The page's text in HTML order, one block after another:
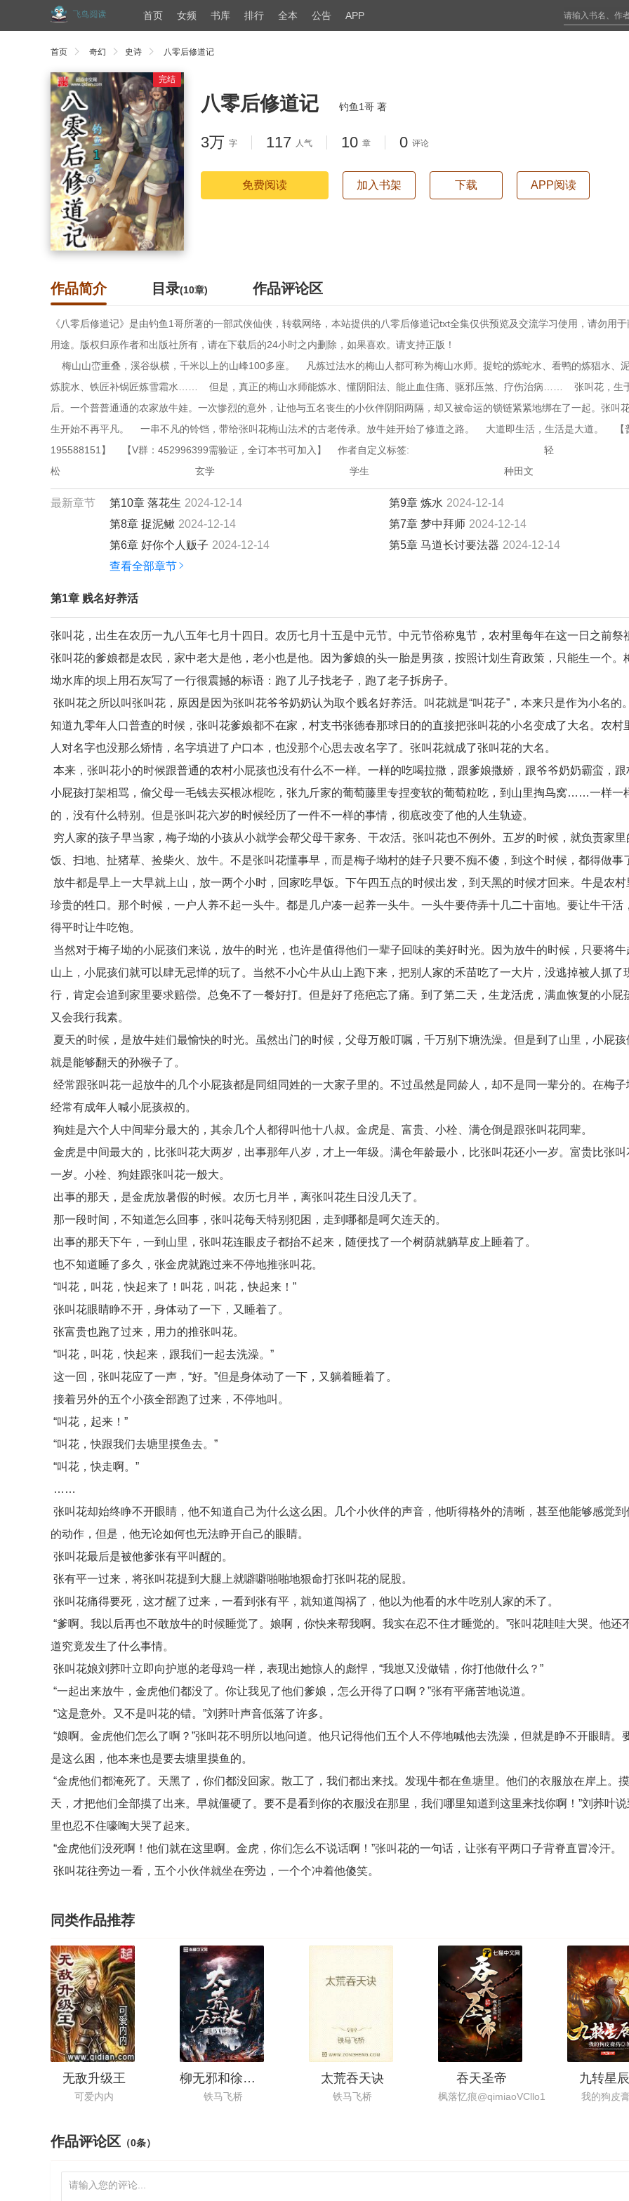
首页 女频 书库 排行 全本 公告 APP
首页 奇幻 史诗 八零后修道记
完结
八零后修道记 钓鱼1哥 著
3万 字 117 人气 10 章 0 评论
免费阅读 加入书架 下载 APP阅读
作品简介 目录(10章) 作品评论区
《八零后修道记》是由钓鱼1哥所著的一部武侠仙侠，转载网络，本站提供的八零后修道记txt全集仅供预览及交流学习使用，请勿用
用途。版权归原作者和出版社所有，请在下载后的24小时之内删除，如果喜欢。请支持正版！
梅山山峦重叠，溪谷纵横，千米以上的山峰100多座。    凡炼过法水的梅山人都可称为梅山水师。捉蛇的炼蛇水、看鸭的炼猖水、
炼脘水、铁匠补锅匠炼雪霜水……    但是，真正的梅山水师能炼水、懂阴阳法、能止血住痛、驱邪压煞、疗伤治病……    张叫花，生
后。一个普普通通的农家放牛娃。一次惨烈的意外，让他与五名丧生的小伙伴阴阳两隔，却又被命运的锁链紧紧地绑在了一起。张叫
生开始不再平凡。    一串不凡的铃铛，带给张叫花梅山法术的古老传承。放牛娃开始了修道之路。    大道即生活，生活是大道。    【
195588151】    【V群：452996399需验证，全订本书可加入】    作者自定义标签:                                                轻
松                                                玄学                                                学生                                                种田文
最新章节 第10章 落花生 2024-12-14 第9章 炼水 2024-12-14
第8章 捉泥鳅 2024-12-14 第7章 梦中拜师 2024-12-14
第6章 好你个人贩子 2024-12-14 第5章 马道长讨要法器 2024-12-14
查看全部章节
第1章 贱名好养活
张叫花，出生在农历一九八五年七月十四日。农历七月十五是中元节。中元节俗称鬼节，农村里每年在这一日之前祭
张叫花的爹娘都是农民，家中老大是他，老小也是他。因为爹娘的头一胎是男孩，按照计划生育政策，只能生一个。
坳水库的坝上用石灰写了一行很震撼的标语：跑了儿子找老子，跑了老子拆房子。
张叫花之所以叫张叫花，原因是因为张叫花爷爷奶奶认为取个贱名好养活。叫花就是“叫花子”，本来只是作为小名的
知道九零年人口普查的时候，张叫花爹娘都不在家，村支书张德春那球日的的直接把张叫花的小名变成了大名。农村
人对名字也没那么矫情，名字填进了户口本，也没那个心思去改名字了。张叫花就成了张叫花的大名。
本来，张叫花小的时候跟普通的农村小屁孩也没有什么不一样。一样的吃喝拉撒，跟爹娘撒娇，跟爷爷奶奶霸蛮，跟
小屁孩打架相骂，偷父母一毛钱去买根冰棍吃，张九斤家的葡萄藤里专捏变软的葡萄粒吃，到山里掏鸟窝……一样一
的，没有什么特别。但是张叫花六岁的时候经历了一件不一样的事情，彻底改变了他的人生轨迹。
穷人家的孩子早当家，梅子坳的小孩从小就学会帮父母干家务、干农活。张叫花也不例外。五岁的时候，就负责家里
饭、扫地、扯猪草、捡柴火、放牛。不是张叫花懂事早，而是梅子坳村的娃子只要不痴不傻，到这个时候，都得做事
放牛都是早上一大早就上山，放一两个小时，回家吃早饭。下午四五点的时候出发，到天黑的时候才回来。牛是农村
珍贵的牲口。那个时候，一户人养不起一头牛。都是几户凑一起养一头牛。一头牛要侍弄十几二十亩地。要让牛干活
得平时让牛吃饱。
当然对于梅子坳的小屁孩们来说，放牛的时光，也许是值得他们一辈子回味的美好时光。因为放牛的时候，只要将牛
山上，小屁孩们就可以肆无忌惮的玩了。当然不小心牛从山上跑下来，把别人家的禾苗吃了一大片，没逃掉被人抓了
行，肯定会追到家里要求赔偿。总免不了一餐好打。但是好了疮疤忘了痛。到了第二天，生龙活虎，满血恢复的小屁
又会我行我素。
夏天的时候，是放牛娃们最愉快的时光。虽然出门的时候，父母万般叮嘱，千万别下塘洗澡。但是到了山里，小屁孩
就是能够翻天的孙猴子了。
经常跟张叫花一起放牛的几个小屁孩都是同组同姓的一大家子里的。不过虽然是同龄人，却不是同一辈分的。在梅子
经常有成年人喊小屁孩叔的。
狗娃是六个人中间辈分最大的，其余几个人都得叫他十八叔。金虎是、富贵、小栓、满仓倒是跟张叫花同辈。
金虎是中间最大的，比张叫花大两岁，出事那年八岁，才上一年级。满仓年龄最小，比张叫花还小一岁。富贵比张叫
一岁。小栓、狗娃跟张叫花一般大。
出事的那天，是金虎放暑假的时候。农历七月半，离张叫花生日没几天了。
那一段时间，不知道怎么回事，张叫花每天特别犯困，走到哪都是呵欠连天的。
出事的那天下午，一到山里，张叫花连眼皮子都抬不起来，随便找了一个树荫就躺草皮上睡着了。
也不知道睡了多久，张金虎就跑过来不停地推张叫花。
“叫花，叫花，快起来了！叫花，叫花，快起来！”
张叫花眼睛睁不开，身体动了一下，又睡着了。
张富贵也跑了过来，用力的推张叫花。
“叫花，叫花，快起来，跟我们一起去洗澡。”
这一回，张叫花应了一声，“好。”但是身体动了一下，又躺着睡着了。
接着另外的五个小孩全部跑了过来，不停地叫。
“叫花，起来！”
“叫花，快跟我们去塘里摸鱼去。”
“叫花，快走啊。”
……
张叫花却始终睁不开眼睛，他不知道自己为什么这么困。几个小伙伴的声音，他听得格外的清晰，甚至他能够感觉到
的动作，但是，他无论如何也无法睁开自己的眼睛。
张叫花最后是被他爹张有平叫醒的。
张有平一过来，将张叫花提到大腿上就噼噼啪啪地狠命打张叫花的屁股。
张叫花痛得要死，这才醒了过来，一看到张有平，就知道闯祸了，他以为他看的水牛吃别人家的禾了。
“爹啊。我以后再也不敢放牛的时候睡觉了。娘啊，你快来帮我啊。我实在忍不住才睡觉的。”张叫花哇哇大哭。他还
道究竟发生了什么事情。
张叫花娘刘荞叶立即向护崽的老母鸡一样，表现出她惊人的彪悍，“我崽又没做错，你打他做什么？”
“一起出来放牛，金虎他们都没了。你让我见了他们爹娘，怎么开得了口啊？”张有平痛苦地说道。
“这是意外。又不是叫花的错。”刘荞叶声音低落了许多。
“娘啊。金虎他们怎么了啊？”张叫花不明所以地问道。他只记得他们五个人不停地喊他去洗澡，但就是睁不开眼睛。
是这么困，他本来也是要去塘里摸鱼的。
“金虎他们都淹死了。天黑了，你们都没回家。散工了，我们都出来找。发现牛都在鱼塘里。他们的衣服放在岸上。
天，才把他们全部摸了出来。早就僵硬了。要不是看到你的衣服没在那里，我们哪里知道到这里来找你啊！”刘荞叶
里也忍不住嚎啕大哭了起来。
“金虎他们没死啊！他们就在这里啊。金虎，你们怎么不说话啊！”张叫花的一句话，让张有平两口子背脊直冒冷汗。
张叫花往旁边一看，五个小伙伴就坐在旁边，一个个冲着他傻笑。
同类作品推荐
无敌升级王
可爱内内
柳无邪和徐凌雪的小说
铁马飞桥
太荒吞天诀
铁马飞桥
吞天圣帝
枫落忆痕@qimiaoVCllo1
九转星
我的狗皮
作品评论区 （0条）